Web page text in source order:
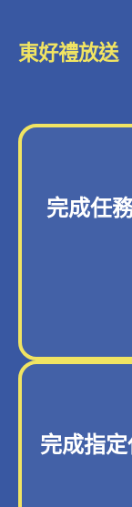
東好禮放送
完成任
完成指